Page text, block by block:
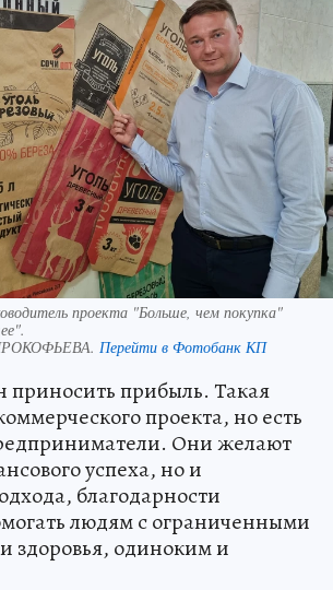
проекта "Больше, чем покупка"
Перейти в Фотобанк КП
приносить прибыль. Такая
проекта, но есть
Они желают
успеха, но и
благодарности
людям с ограниченными
здоровья, одиноким и